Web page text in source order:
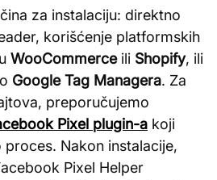
za instalaciju: direktno
korišćenje platformskih
WooCommerceili Shopify, ili
Google Tag Managera. Za
preporučujemo
Pixel plugin-a koji
Nakon instalacije,
Pixel Helper